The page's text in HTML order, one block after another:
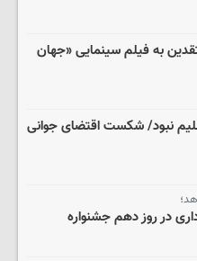
به فیلم سینمایی «جهان
نبود/ شکست اقتضای جوانی
در روز دهم جشنواره